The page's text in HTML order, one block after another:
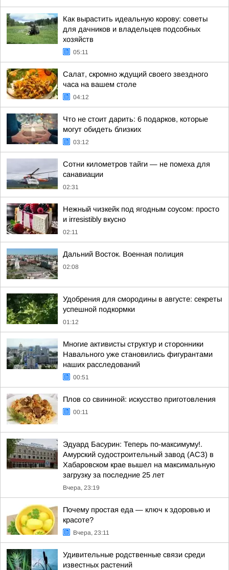
Как вырастить идеальную корову: советы
для дачников и владельцев подсобных
хозяйств
05:11
Салат, скромно ждущий своего звездного
часа на вашем столе
04:12
Что не стоит дарить: 6 подарков, которые
могут обидеть близких
03:12
Сотни километров тайги — не помеха для
санавиации
02:31
Нежный чизкейк под ягодным соусом: просто
и irresistibly вкусно
02:11
Дальний Восток. Военная полиция
02:08
Удобрения для смородины в августе: секреты
успешной подкормки
01:12
Многие активисты структур и сторонники
Навального уже становились фигурантами
наших расследований
00:51
Плов со свининой: искусство приготовления
00:11
Эдуард Басурин: Теперь по-максимуму!.
Амурский судостроительный завод (АСЗ) в
Хабаровском крае вышел на максимальную
загрузку за последние 25 лет
Вчера, 23:19
Почему простая еда — ключ к здоровью и
красоте?
Вчера, 23:11
Удивительные родственные связи среди
известных растений